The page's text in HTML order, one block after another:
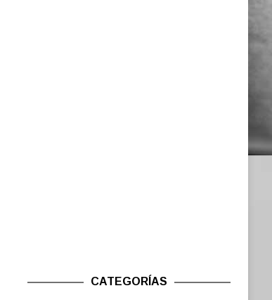
CATEGORÍAS